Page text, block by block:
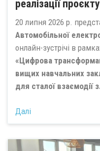
реалізації
20 липня 2026 р.
Автомобільної
онлайн-зустрічі в
«Цифрова
вищих навчальних
для сталої взаємодії
Далі